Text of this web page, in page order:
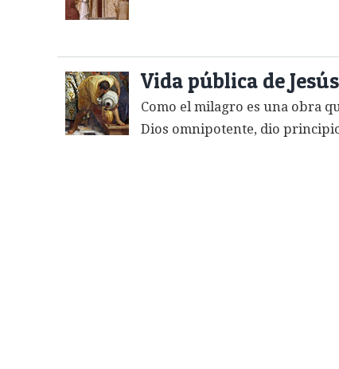
Vida pública de Jesús
Como el milagro es una obra
Dios omnipotente, dio